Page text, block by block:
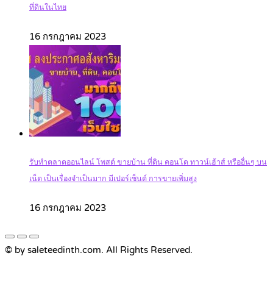
ที่ดินในไทย
16 กรกฎาคม 2023
รับทำตลาดออนไลน์ โพสต์ ขายบ้าน ที่ดิน คอนโด ทาวน์เฮ้าส์ หรืออื่นๆ บน
เน็ต เป็นเรื่องจำเป็นมาก มีเปอร์เซ็นต์ การขายเพิ่มสูง
16 กรกฎาคม 2023
© by saleteedinth.com. All Rights Reserved.